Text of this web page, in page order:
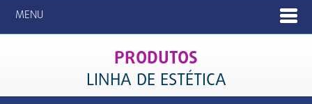
MENU
PRODUTOS
LINHA DE ESTÉTICA